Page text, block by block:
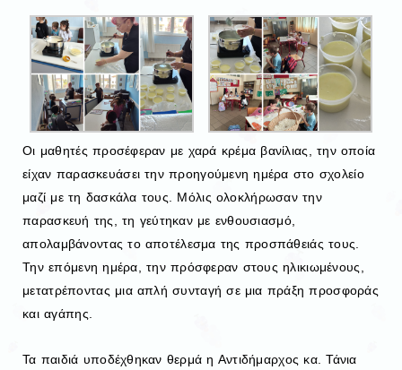
Οι μαθητές προσέφεραν με χαρά κρέμα βανίλιας, την οποία
είχαν παρασκευάσει την προηγούμενη ημέρα στο σχολείο
μαζί με τη δασκάλα τους. Μόλις ολοκλήρωσαν την
παρασκευή της, τη γεύτηκαν με ενθουσιασμό,
απολαμβάνοντας το αποτέλεσμα της προσπάθειάς τους.
Την επόμενη ημέρα, την πρόσφεραν στους ηλικιωμένους,
μετατρέποντας μια απλή συνταγή σε μια πράξη προσφοράς
και αγάπης.
Τα παιδιά υποδέχθηκαν θερμά η Αντιδήμαρχος κα. Τάνια